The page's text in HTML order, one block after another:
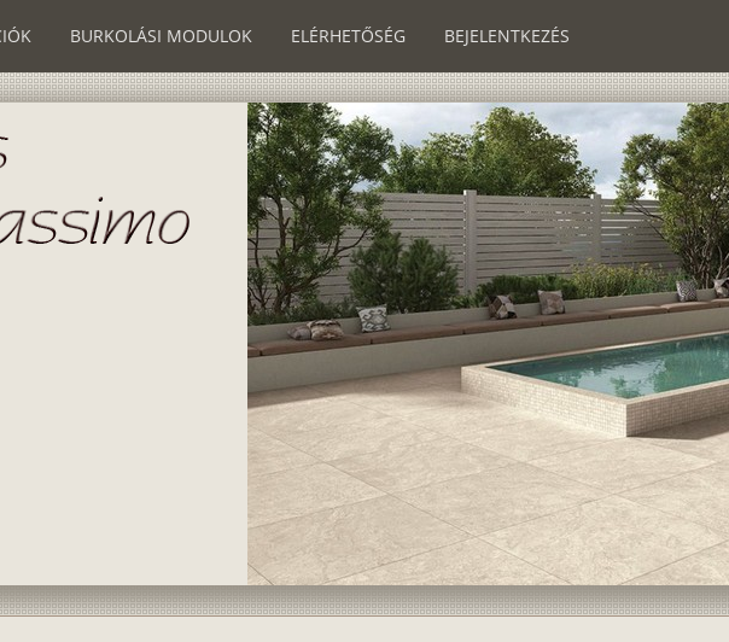
BURKOLÁSI MODULOK ELÉRHETŐSÉG BEJELENTKEZÉS